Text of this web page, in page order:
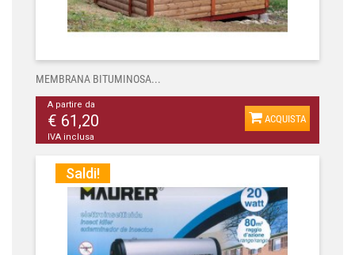
MEMBRANA BITUMINOSA...
A partire da
€ 61,20
IVA inclusa
ACQUISTA
Saldi!